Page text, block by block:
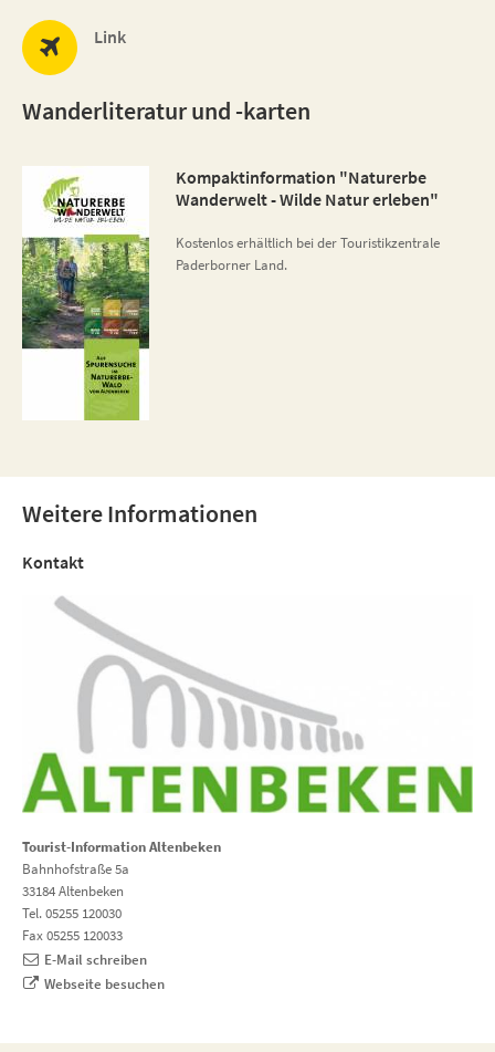
Link
Wanderliteratur und -karten
Kompaktinformation "Naturerbe
Wanderwelt - Wilde Natur erleben"
Kostenlos erhältlich bei der Touristikzentrale
Paderborner Land.
Weitere Informationen
Kontakt
Tourist-Information Altenbeken
Bahnhofstraße 5a
33184 Altenbeken
Tel. 05255 120030
Fax 05255 120033
E-Mail schreiben
Webseite besuchen